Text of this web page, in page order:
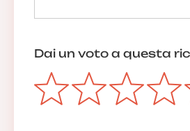
Dai un voto a questa